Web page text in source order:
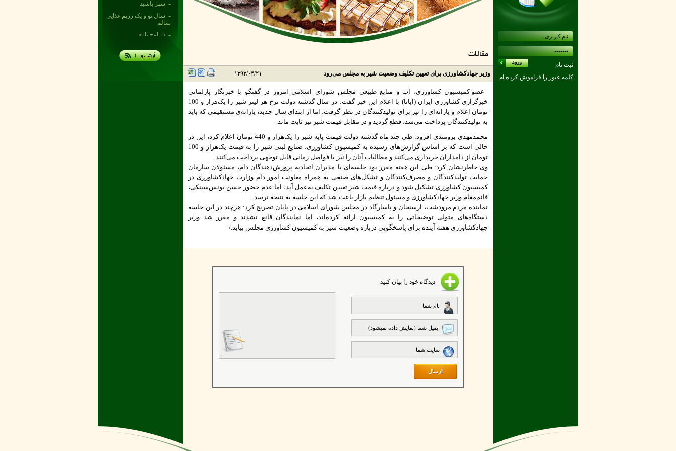
- سال نو و یک رژیم غذایی
- در اوج بازی
- حقایقی درباره کره‌های
- حقایق تغذیه‌ای
مقالات
وزیر جهادکشاورزی برای تعیین تکلیف وضعیت شیر به مجلس می‌رود ۱۳۹۳/۰۴/۲۱
عضو کمیسیون کشاورزی، آب و منابع طبیعی مجلس شورای اسلامی امروز در گفتگو با خبرنگار پارلمانی
خبرگزاری کشاورزی ایران (ایانا) با اعلام این خبر گفت: در سال گذشته دولت نرخ هر لیتر شیر را یک‌هزار و 100
تومان اعلام و یارانه‌ای را نیز برای تولیدکنندگان در نظر گرفت، اما از ابتدای سال جدید، یارانه‌ی مستقیمی که باید
به تولیدکنندگان پرداخت می‌شد، قطع گردید و در مقابل قیمت شیر نیز ثابت ماند.
محمدمهدی برومندی افزود: طی چند ماه گذشته دولت قیمت پایه شیر را یک‌هزار و 440 تومان اعلام کرد، این در
حالی است که بر اساس گزارش‌های رسیده به کمیسیون کشاورزی، صنایع لبنی شیر را به قیمت یک‌هزار و 100
تومان از دامداران خریداری می‌کنند و مطالبات آنان را نیز با فواصل زمانی قابل توجهی پرداخت می‌کنند.
وی خاطرنشان کرد: طی این هفته مقرر بود جلسه‌ای با مدیران اتحادیه پرورش‌دهندگان دام، مسئولان سازمان
حمایت تولیدکنندگان و مصرف‌کنندگان و تشکل‌های صنفی به همراه معاونت امور دام وزارت جهادکشاورزی در
کمیسیون کشاورزی تشکیل شود و درباره قیمت شیر تعیین تکلیف به‌عمل آید، اما عدم حضور حسن یونس‌سینکی،
قائم‌مقام وزیر جهادکشاورزی و مسئول تنظیم بازار باعث شد که این جلسه به نتیجه نرسد.
نماینده مردم مرودشت، ارسنجان و پاسارگاد در مجلس شورای اسلامی در پایان تصریح کرد: هرچند در این جلسه
دستگاه‌های متولی توضیحاتی را به کمیسیون ارائه کرده‌اند، اما نمایندگان قانع نشدند و مقرر شد وزیر
جهادکشاورزی هفته آینده برای پاسخگویی درباره وضعیت شیر به کمیسیون کشاورزی مجلس بیاید./
دیدگاه خود را بیان کنید
ثبت نام
کلمه عبور را فراموش کرده ام